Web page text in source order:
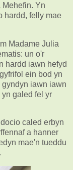
Mehefin. Yn
hardd, felly mae
Madame Julia
un o'r
hardd iawn hefyd
ein bod yn
iawn iawn
galed fel yr
caled erbyn
a hanner
mae'n tueddu